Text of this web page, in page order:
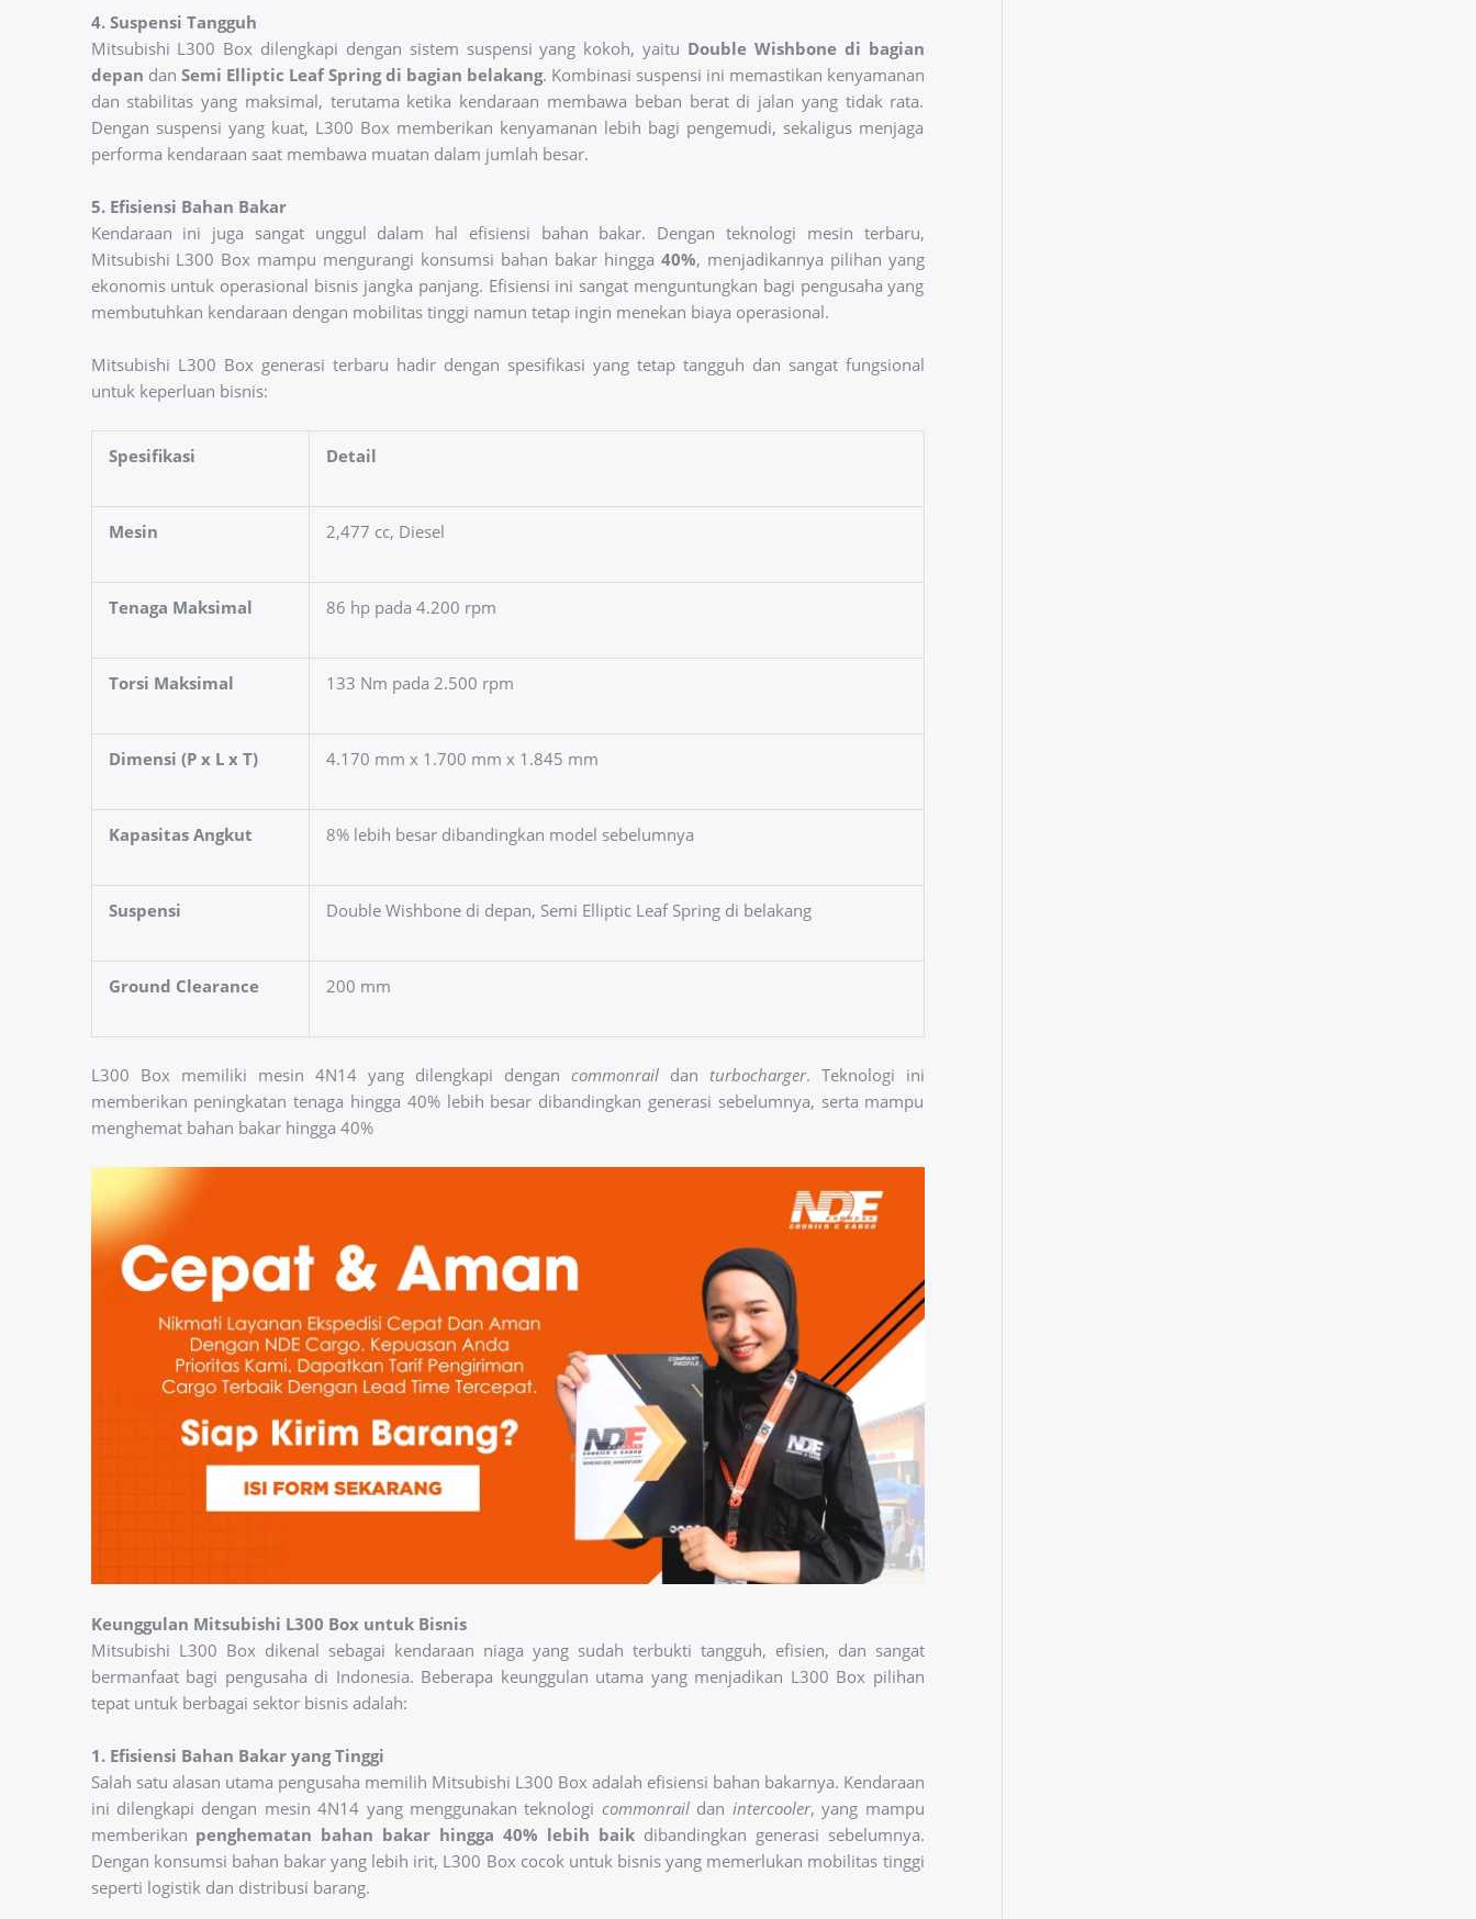
4. Suspensi Tangguh
Mitsubishi L300 Box dilengkapi dengan sistem suspensi yang kokoh, yaitu Double Wishbone di bagian
depan dan Semi Elliptic Leaf Spring di bagian belakang. Kombinasi suspensi ini memastikan kenyamanan
dan stabilitas yang maksimal, terutama ketika kendaraan membawa beban berat di jalan yang tidak rata.
Dengan suspensi yang kuat, L300 Box memberikan kenyamanan lebih bagi pengemudi, sekaligus menjaga
performa kendaraan saat membawa muatan dalam jumlah besar.
5. Efisiensi Bahan Bakar
Kendaraan ini juga sangat unggul dalam hal efisiensi bahan bakar. Dengan teknologi mesin terbaru,
Mitsubishi L300 Box mampu mengurangi konsumsi bahan bakar hingga 40%, menjadikannya pilihan yang
ekonomis untuk operasional bisnis jangka panjang. Efisiensi ini sangat menguntungkan bagi pengusaha yang
membutuhkan kendaraan dengan mobilitas tinggi namun tetap ingin menekan biaya operasional.
Mitsubishi L300 Box generasi terbaru hadir dengan spesifikasi yang tetap tangguh dan sangat fungsional
untuk keperluan bisnis:
Spesifikasi Detail
Mesin 2,477 cc, Diesel
Tenaga Maksimal 86 hp pada 4.200 rpm
Torsi Maksimal 133 Nm pada 2.500 rpm
Dimensi (P x L x T) 4.170 mm x 1.700 mm x 1.845 mm
Kapasitas Angkut 8% lebih besar dibandingkan model sebelumnya
Suspensi Double Wishbone di depan, Semi Elliptic Leaf Spring di belakang
Ground Clearance 200 mm
L300 Box memiliki mesin 4N14 yang dilengkapi dengan commonraildan turbocharger. Teknologi ini
memberikan peningkatan tenaga hingga 40% lebih besar dibandingkan generasi sebelumnya, serta mampu
menghemat bahan bakar hingga 40%
Keunggulan Mitsubishi L300 Box untuk Bisnis
Mitsubishi L300 Box dikenal sebagai kendaraan niaga yang sudah terbukti tangguh, efisien, dan sangat
bermanfaat bagi pengusaha di Indonesia. Beberapa keunggulan utama yang menjadikan L300 Box pilihan
tepat untuk berbagai sektor bisnis adalah:
1. Efisiensi Bahan Bakar yang Tinggi
Salah satu alasan utama pengusaha memilih Mitsubishi L300 Box adalah efisiensi bahan bakarnya. Kendaraan
ini dilengkapi dengan mesin 4N14 yang menggunakan teknologi commonraildan intercooler, yang mampu
memberikan penghematan bahan bakar hingga 40% lebih baikdibandingkan generasi sebelumnya.
Dengan konsumsi bahan bakar yang lebih irit, L300 Box cocok untuk bisnis yang memerlukan mobilitas tinggi
seperti logistik dan distribusi barang.